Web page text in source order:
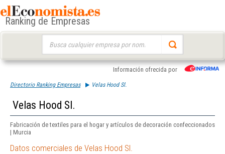
Ranking de Empresas
Información ofrecida por
Directorio Ranking Empresas Velas Hood Sl.
Velas Hood Sl.
Fabricación de textiles para el hogar y artículos de decoración confeccionados
| Murcia
Datos comerciales de Velas Hood Sl.